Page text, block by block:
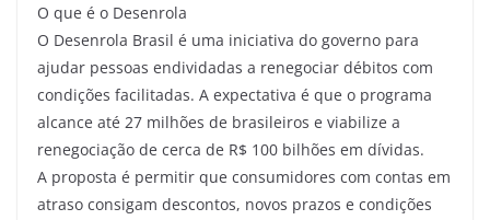
O que é o Desenrola
O Desenrola Brasil é uma iniciativa do governo para
ajudar pessoas endividadas a renegociar débitos com
condições facilitadas. A expectativa é que o programa
alcance até 27 milhões de brasileiros e viabilize a
renegociação de cerca de R$ 100 bilhões em dívidas.
A proposta é permitir que consumidores com contas em
atraso consigam descontos, novos prazos e condições